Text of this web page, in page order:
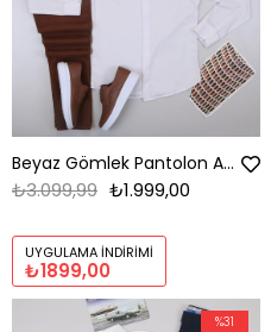
Beyaz Gömlek Pantolon Ayakkabı Kombin
₺1.999,00
₺3.099,99
UYGULAMA İNDIRIMI
₺1899,00
%31